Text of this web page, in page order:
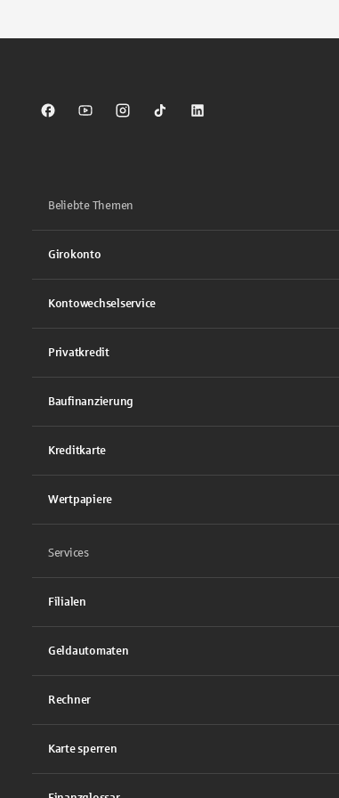
Sparkasse auf Facebook
Sparkasse auf Youtube
Sparkasse auf Instagram
Sparkasse auf TikTok
Sparkasse auf LinkedIn
Beliebte Themen
Girokonto
Kontowechselservice
Privatkredit
Baufinanzierung
Kreditkarte
Wertpapiere
Services
Filialen
Geldautomaten
Rechner
Karte sperren